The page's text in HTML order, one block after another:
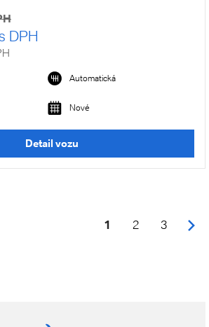
DPH
Automatická
Nové
Detail vozu
1 2 3